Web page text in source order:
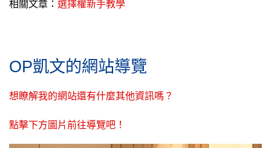
相關文章： 選擇權新手教學
OP凱文的網站導覽
想瞭解我的網站還有什麼其他資訊嗎？
點擊下方圖片前往導覽吧！